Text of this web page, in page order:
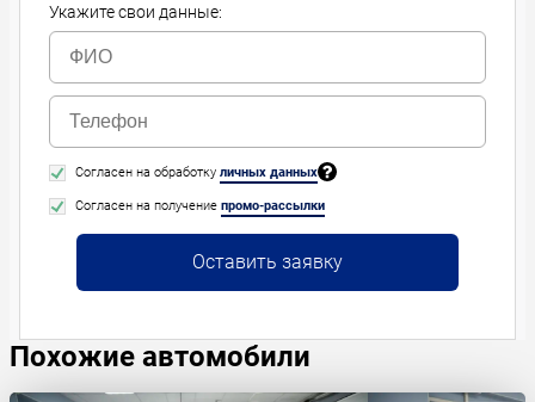
Укажите свои данные:
Согласен на обработку личных данных
Согласен на получение промо-рассылки
Оставить заявку
Похожие автомобили